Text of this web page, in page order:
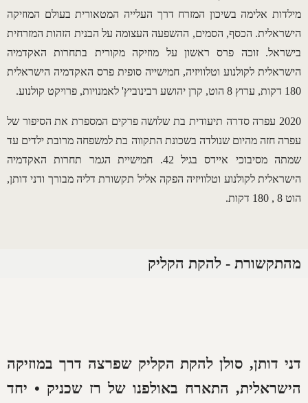
מילדות אלימה בשיכון המזרח דרך העלייה המטאורית בעולם המוזיקה
הישראלית. הכסף, הסמים, ההשפעה העצומה על הבנית הזהות המזרחית
בישראל. זוכה פרס ראשון על מוזיקה מקורית בתחרות האקדמיה
הישראלית לקולנוע וטלוויזיה, חמישייה סופית פרס האקדמיה הישראלית
180 דקות, ערוץ 8 הוט, קרן יהושע רבינוביץ' לאמנויות, פרויקט קולנוע.
2020 עפרה סדרה תיעודית בת שלושה פרקים המספרת את הסיפור של
עפרה חזה מהיום שנולדה בשכונת התקווה בת למשפחה מרובת ילדים עד
שמתה מסיבוכי איידס בגיל 42. חמישיית הגמר תחרות האקדמיה
הישראלית לקולנוע וטלוויזיה הפקה אליל תקשורת דליה מבורך ודני דותן,
הוט 8 , 180 דקות.
מהתקשורת - להקת הקליק
דני דותן, סולן להקת הקליק שפרצה דרך במוזיקה
הישראלית, התארח באולפנו של רז שכניק • יחד